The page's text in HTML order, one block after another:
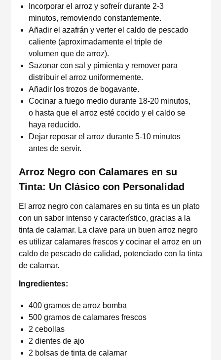
Incorporar el arroz y sofreír durante 2-3
minutos, removiendo constantemente.
Añadir el azafrán y verter el caldo de pescado
caliente (aproximadamente el triple de
volumen que de arroz).
Sazonar con sal y pimienta y remover para
distribuir el arroz uniformemente.
Añadir los trozos de bogavante.
Cocinar a fuego medio durante 18-20 minutos,
o hasta que el arroz esté cocido y el caldo se
haya reducido.
Dejar reposar el arroz durante 5-10 minutos
antes de servir.
Arroz Negro con Calamares en su
Tinta: Un Clásico con Personalidad
El arroz negro con calamares en su tinta es un plato
con un sabor intenso y característico, gracias a la
tinta de calamar. La clave para un buen arroz negro
es utilizar calamares frescos y cocinar el arroz en un
caldo de pescado de calidad, potenciado con la tinta
de calamar.
Ingredientes:
400 gramos de arroz bomba
500 gramos de calamares frescos
2 cebollas
2 dientes de ajo
2 bolsas de tinta de calamar